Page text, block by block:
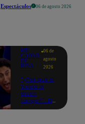
Espectáculos 06 de agosto 2026
ME
CAIGO
DE
RISA
06 de
agosto
2026
"¿Por qué a
Yiddá le
dicen
tango?": El